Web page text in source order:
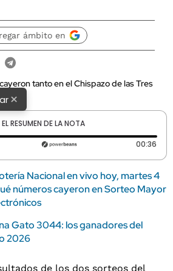
ámbito en
tanto en el Chispazo de las Tres
×
RESUMEN DE LA NOTA
transcurrido: 0 segundos 00:36
Nacional en vivo hoy, martes 4
números cayeron en Sorteo Mayor
Gato 3044: los ganadores del
2026